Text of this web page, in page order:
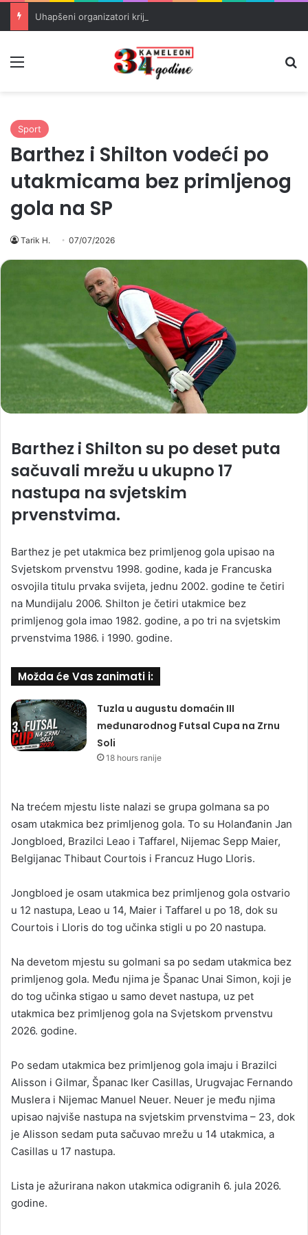
Sport
Barthez i Shilton vodeći po
utakmicama bez primljenog
gola na SP
Tarik H. 07/07/2026
Barthez i Shilton su po deset puta
sačuvali mrežu u ukupno 17
nastupa na svjetskim
prvenstvima.
Barthez je pet utakmica bez primljenog gola upisao na
Svjetskom prvenstvu 1998. godine, kada je Francuska
osvojila titulu prvaka svijeta, jednu 2002. godine te četiri
na Mundijalu 2006. Shilton je četiri utakmice bez
primljenog gola imao 1982. godine, a po tri na svjetskim
prvenstvima 1986. i 1990. godine.
Možda će Vas zanimati i:
Tuzla u augustu domaćin III
međunarodnog Futsal Cupa na Zrnu
Soli
18 hours ranije
Na trećem mjestu liste nalazi se grupa golmana sa po
osam utakmica bez primljenog gola. To su Holanđanin Jan
Jongbloed, Brazilci Leao i Taffarel, Nijemac Sepp Maier,
Belgijanac Thibaut Courtois i Francuz Hugo Lloris.
Jongbloed je osam utakmica bez primljenog gola ostvario
u 12 nastupa, Leao u 14, Maier i Taffarel u po 18, dok su
Courtois i Lloris do tog učinka stigli u po 20 nastupa.
Na devetom mjestu su golmani sa po sedam utakmica bez
primljenog gola. Među njima je Španac Unai Simon, koji je
do tog učinka stigao u samo devet nastupa, uz pet
utakmica bez primljenog gola na Svjetskom prvenstvu
2026. godine.
Po sedam utakmica bez primljenog gola imaju i Brazilci
Alisson i Gilmar, Španac Iker Casillas, Urugvajac Fernando
Muslera i Nijemac Manuel Neuer. Neuer je među njima
upisao najviše nastupa na svjetskim prvenstvima – 23, dok
je Alisson sedam puta sačuvao mrežu u 14 utakmica, a
Casillas u 17 nastupa.
Lista je ažurirana nakon utakmica odigranih 6. jula 2026.
godine.